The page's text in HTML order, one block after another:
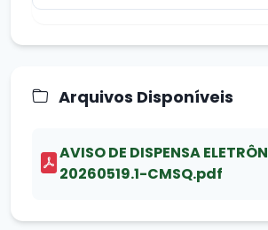
Arquivos Disponíveis
AVISO DE DISPENSA
20260519.1-CMSQ.pdf